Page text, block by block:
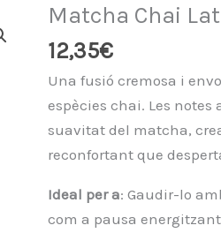
Matcha Chai
12,35€
Una fusió cremosa i
espècies chai. Les
suavitat del matcha,
reconfortant que
Ideal per a: Gaudir-lo
com a pausa